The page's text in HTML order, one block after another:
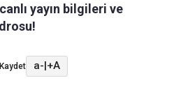
yayın bilgileri ve
Kaydet a- +A